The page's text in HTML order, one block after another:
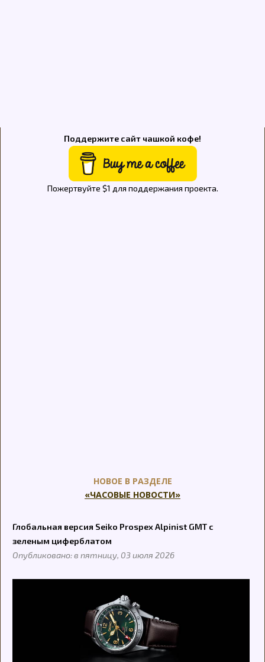
Поддержите сайт чашкой кофе!
Пожертвуйте $1 для поддержания проекта.
НОВОЕ В РАЗДЕЛЕ
«ЧАСОВЫЕ НОВОСТИ»
Глобальная версия Seiko Prospex Alpinist GMT с
зеленым циферблатом
Опубликовано: в пятницу, 03 июля 2026